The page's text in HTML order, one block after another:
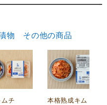
物 その他の商品
ムチ
本格熟成キム